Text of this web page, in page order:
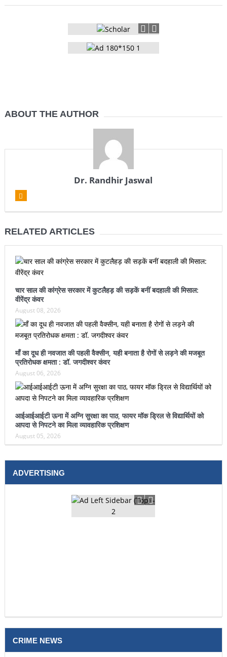
ABOUT THE AUTHOR
Dr. Randhir Jaswal
RELATED ARTICLES
चार साल की कांग्रेस सरकार में कुटलैहड़ की सड़कें बनीं बदहाली की मिसाल:
वीरेंद्र कंवर
August 08, 2026
माँ का दूध ही नवजात की पहली वैक्सीन, यही बनाता है रोगों से लड़ने की मजबूत
प्रतिरोधक क्षमता : डॉ. जगदीश्वर कंवर
August 06, 2026
आईआईआईटी ऊना में अग्नि सुरक्षा का पाठ, फायर मॉक ड्रिल से विद्यार्थियों को
आपदा से निपटने का मिला व्यावहारिक प्रशिक्षण
August 05, 2026
ADVERTISING
CRIME NEWS